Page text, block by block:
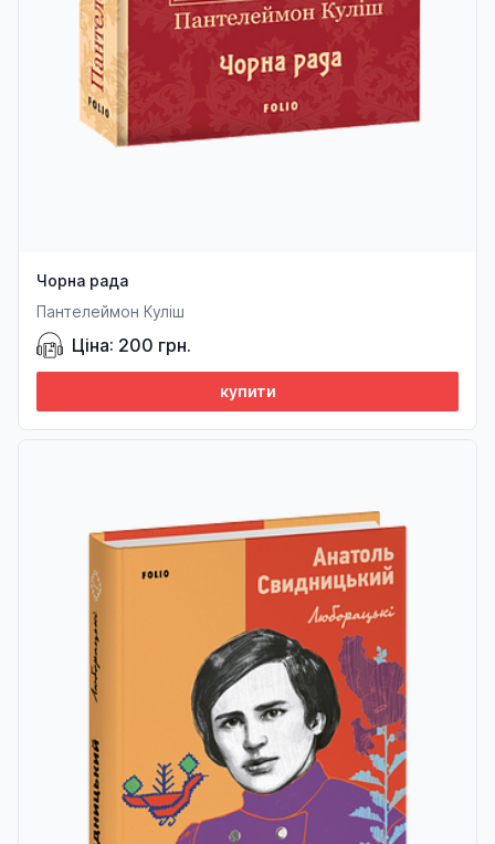
Чорна рада
Пантелеймон Куліш
Ціна: 200 грн.
купити